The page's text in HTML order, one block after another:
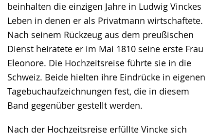
beinhalten die einzigen Jahre in Ludwig Vinckes
Leben in denen er als Privatmann wirtschaftete.
Nach seinem Rückzeug aus dem preußischen
Dienst heiratete er im Mai 1810 seine erste Frau
Eleonore. Die Hochzeitsreise führte sie in die
Schweiz. Beide hielten ihre Eindrücke in eigenen
Tagebuchaufzeichnungen fest, die in diesem
Band gegenüber gestellt werden.
Nach der Hochzeitsreise erfüllte Vincke sich